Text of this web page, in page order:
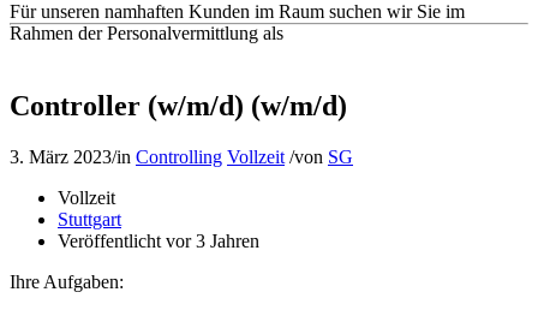
Für unseren namhaften Kunden im Raum suchen wir Sie im
Rahmen der Personalvermittlung als
Controller (w/m/d) (w/m/d)
3. März 2023/in Controlling Vollzeit /von SG
Vollzeit
Stuttgart
Veröffentlicht vor 3 Jahren
Ihre Aufgaben: